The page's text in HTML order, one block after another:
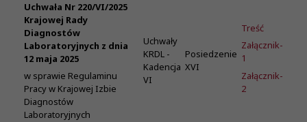
Uchwała Nr 220/VI/2025
Krajowej Rady
Diagnostów
Laboratoryjnych z dnia
12 maja 2025
w sprawie Regulaminu
Pracy w Krajowej Izbie
Diagnostów
Laboratoryjnych
Uchwały
KRDL -
Kadencja
VI
Posiedzenie
XVI
Treść
Załącznik-
1
Załącznik-
2